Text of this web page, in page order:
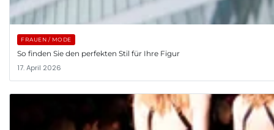
FRAUEN / MODE
So finden Sie den perfekten Stil für Ihre Figur
17. April 2026